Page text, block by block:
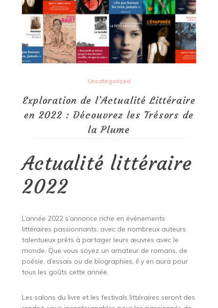
Uncategorized
Exploration de l’Actualité Littéraire
en 2022 : Découvrez les Trésors de
la Plume
Actualité littéraire
2022
L’année 2022 s’annonce riche en événements
littéraires passionnants, avec de nombreux auteurs
talentueux prêts à partager leurs œuvres avec le
monde. Que vous soyez un amateur de romans, de
poésie, d’essais ou de biographies, il y en aura pour
tous les goûts cette année.
Les salons du livre et les festivals littéraires seront des